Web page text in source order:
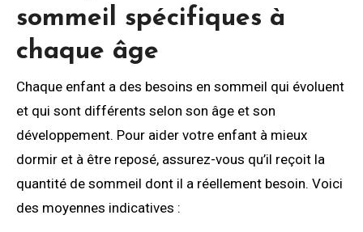
sommeil spécifiques à
chaque âge
Chaque enfant a des besoins en sommeil qui évoluent
et qui sont différents selon son âge et son
développement. Pour aider votre enfant à mieux
dormir et à être reposé, assurez-vous qu’il reçoit la
quantité de sommeil dont il a réellement besoin. Voici
des moyennes indicatives :